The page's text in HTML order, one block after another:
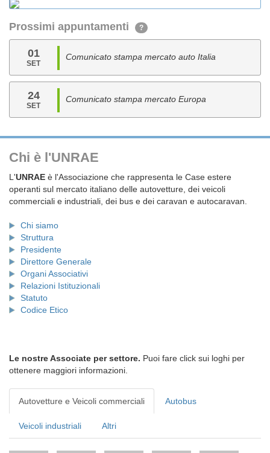
Prossimi appuntamenti ?
01
SET
Comunicato stampa mercato auto Italia
24
SET
Comunicato stampa mercato Europa
Chi è l'UNRAE
L'UNRAE è l'Associazione che rappresenta le Case estere
operanti sul mercato italiano delle autovetture, dei veicoli
commerciali e industriali, dei bus e dei caravan e autocaravan.
Chi siamo
Struttura
Presidente
Direttore Generale
Organi Associativi
Relazioni Istituzionali
Statuto
Codice Etico
Le nostre Associate per settore. Puoi fare click sui loghi per
ottenere maggiori informazioni.
Autovetture e Veicoli commerciali Autobus
Veicoli industriali Altri